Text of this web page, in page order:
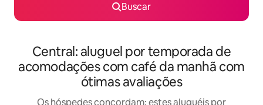
Buscar
Central: aluguel por temporada de
acomodações com café da manhã com
ótimas avaliações
Os hóspedes concordam: estes aluguéis por